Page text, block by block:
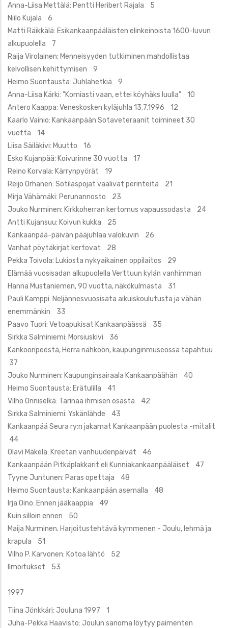
Anna-Liisa Mettälä: Pentti Heribert Rajala 5
Niilo Kujala 6
Matti Räikkälä: Esikankaanpääläisten elinkeinoista 1600-luvun
alkupuolella 7
Raija Virolainen: Menneisyyden tutkiminen mahdollistaa
kelvollisen kehittymisen 9
Heimo Suontausta: Juhlahetkiä 9
Anna-Liisa Kärki: "Komiasti vaan, ettei köyhäks luulla" 10
Antero Kaappa: Veneskosken kyläjuhla 13.7.1996 12
Kaarlo Vainio: Kankaanpään Sotaveteraanit toimineet 30
vuotta 14
Liisa Säiläkivi: Muutto 16
Esko Kujanpää: Koivurinne 30 vuotta 17
Reino Korvala: Kärrynpyörät 19
Reijo Orhanen: Sotilaspojat vaalivat perinteitä 21
Mirja Vähämäki: Perunannosto 23
Jouko Nurminen: Kirkkoherran kertomus vapaussodasta 24
Antti Kujansuu: Koivun kukka 25
Kankaanpää-päivän pääjuhlaa valokuvin 26
Vanhat pöytäkirjat kertovat 28
Pekka Toivola: Lukiosta nykyaikainen oppilaitos 29
Elämää vuosisadan alkupuolella Verttuun kylän vanhimman
Hanna Mustaniemen, 90 vuotta, näkökulmasta 31
Pauli Kamppi: Neljännesvuosisata aikuiskoulutusta ja vähän
enemmänkin 33
Paavo Tuori: Vetoapukisat Kankaanpäässä 35
Sirkka Salminiemi: Morsiuskivi 36
Kankoonpeestä, Herra nähköön, kaupunginmuseossa tapahtuu
37
Jouko Nurminen: Kaupunginsairaala Kankaanpäähän 40
Heimo Suontausta: Erätulilla 41
Vilho Onniselkä: Tarinaa ihmisen osasta 42
Sirkka Salminiemi: Yskänlähde 43
Kankaanpää Seura ry:n jakamat Kankaanpään puolesta -mitalit
44
Olavi Mäkelä: Kreetan vanhuudenpäivät 46
Kankaanpään Pitkäplakkarit eli Kunniakankaanpääläiset 47
Tyyne Juntunen: Paras opettaja 48
Heimo Suontausta: Kankaanpään asemalla 48
Irja Oino: Ennen jääkaappia 49
Kuin silloin ennen 50
Maija Nurminen. Harjoitustehtävä kymmenen - Joulu, lehmä ja
krapula 51
Vilho P. Karvonen: Kotoa lähtö 52
Ilmoitukset 53
1997
Tiina Jönkkäri: Jouluna 1997 1
Juha-Pekka Haavisto: Joulun sanoma löytyy paimenten